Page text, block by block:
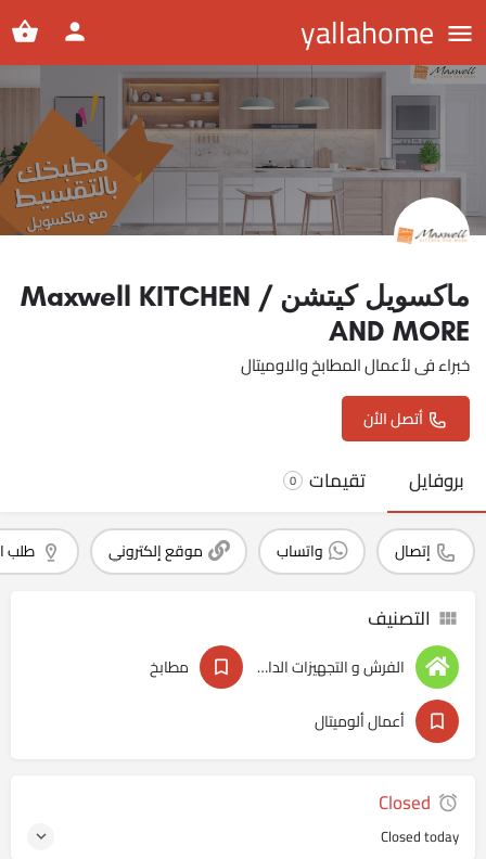
yallahome
ماكسويل كيتشن / Maxwell KITCHEN
AND MORE
خبراء فى لأعمال المطابخ والاوميتال
أتصل الأن
بروفايل تقيمات 0
إتصال واتساب موقع إلكتروني طلب
التصنيف
الفرش و التجهيزات الداخليه
مطابخ
أعمال ألوميتال
Closed
Closed today